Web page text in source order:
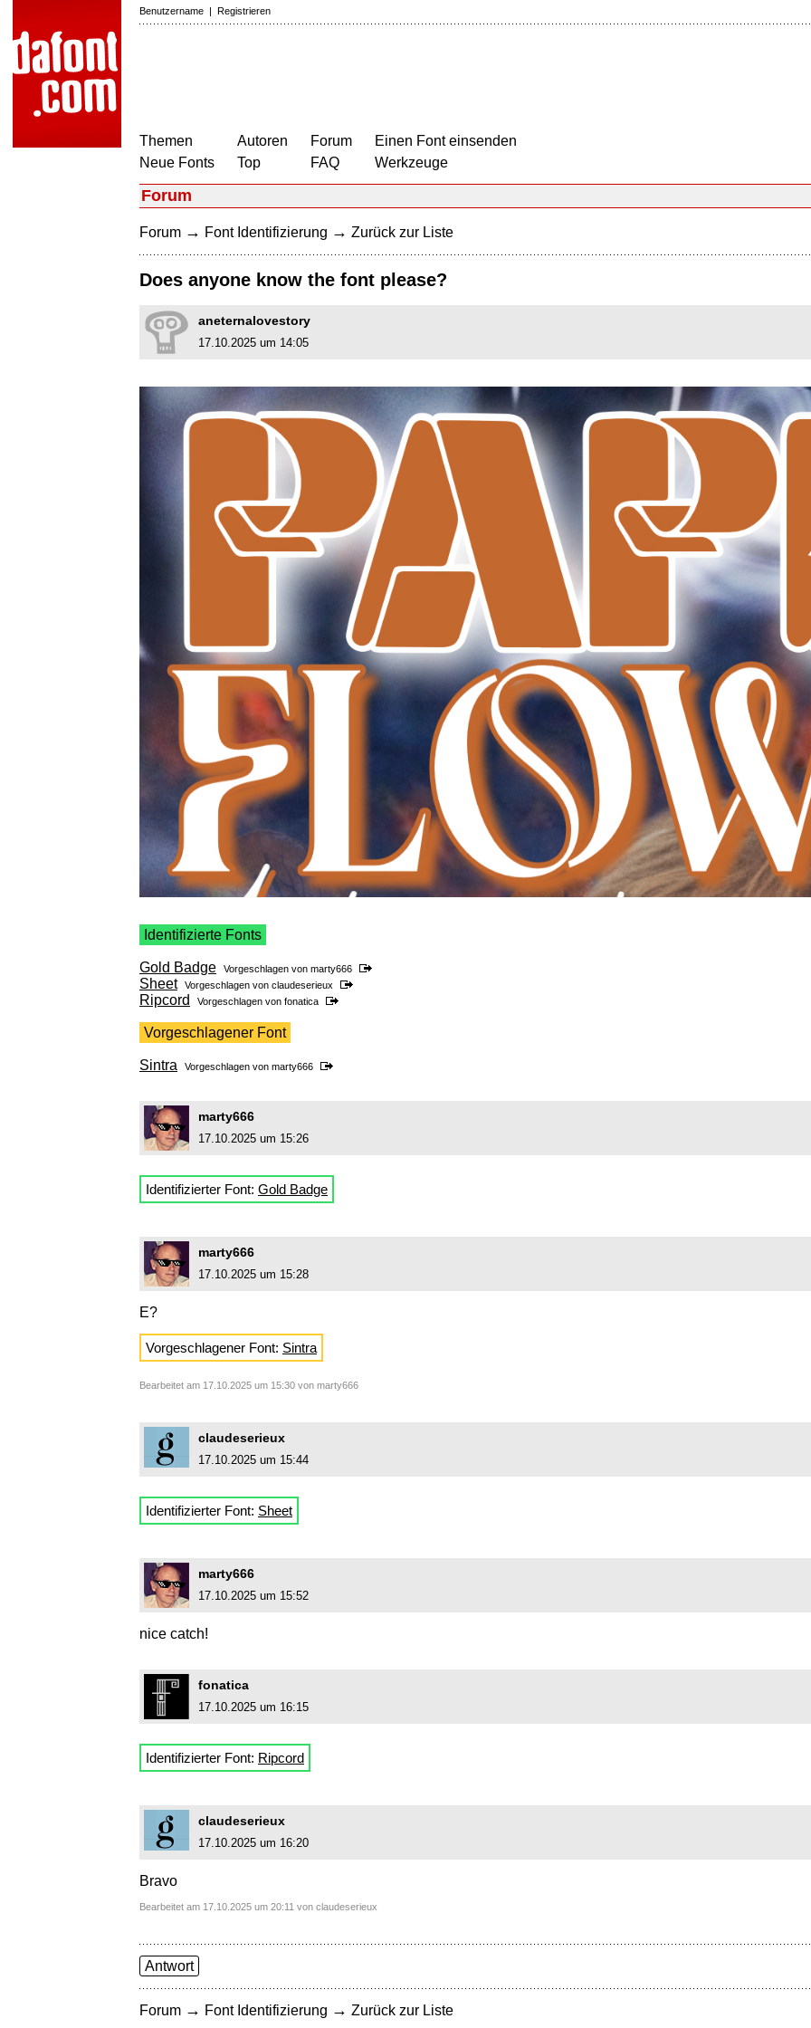
Benutzername | Registrieren
Themen
Neue Fonts
Autoren
Top
Forum
FAQ
Einen Font einsenden
Werkzeuge
Forum
Forum → Font Identifizierung → Zurück zur Liste
Does anyone know the font please?
aneternalovestory
17.10.2025 um 14:05
Identifizierte Fonts
Gold Badge Vorgeschlagen von marty666
Sheet Vorgeschlagen von claudeserieux
Ripcord Vorgeschlagen von fonatica
Vorgeschlagener Font
Sintra Vorgeschlagen von marty666
marty666
17.10.2025 um 15:26
Identifizierter Font: Gold Badge
marty666
17.10.2025 um 15:28
E?
Vorgeschlagener Font: Sintra
Bearbeitet am 17.10.2025 um 15:30 von marty666
claudeserieux
17.10.2025 um 15:44
Identifizierter Font: Sheet
marty666
17.10.2025 um 15:52
nice catch!
fonatica
17.10.2025 um 16:15
Identifizierter Font: Ripcord
claudeserieux
17.10.2025 um 16:20
Bravo
Bearbeitet am 17.10.2025 um 20:11 von claudeserieux
Antwort
Forum → Font Identifizierung → Zurück zur Liste